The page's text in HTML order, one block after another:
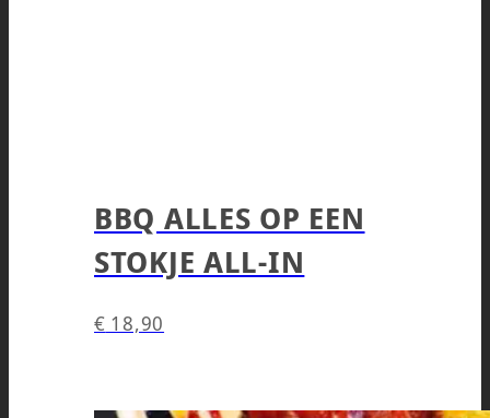
BBQ ALLES OP EEN
STOKJE ALL-IN
€ 18,90